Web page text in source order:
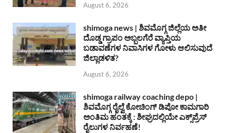
August 6, 2026
shimoga news | ಶಿವಮೊಗ್ಗ ಜಿಲ್ಲೆಯ ಅತೀ
ದೊಡ್ಡ ಗ್ರಾಪಂ ಅಬ್ಬಲಗೆರೆ ವ್ಯಾಪ್ತಿಯ
ಬಡಾವಣೆಗಳ ನಿವಾಸಿಗಳ ಗೋಳು ಆಲಿಸುವುದೆ
ಜಿಲ್ಲಾಡಳಿತ?
August 6, 2026
shimoga railway coaching depo |
ಶಿವಮೊಗ್ಗ ರೈಲ್ವೆ ಕೋಚಿಂಗ್ ಡಿಪೋ ಕಾಮಗಾರಿ
ಅಂತಿಮ ಹಂತಕ್ಕೆ : ಶೀಘ್ರದಲ್ಲಿಯೇ ಎಕ್ಸ್‌ಪ್ರೆಸ್
ರೈಲುಗಳ ನಿರ್ವಹಣೆ!